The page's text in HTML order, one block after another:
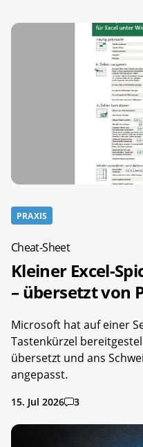
PRAXIS
Cheat-Sheet
Kleiner Excel-
– übersetzt von
Microsoft hat auf einer
Tastenkürzel
übersetzt und ans
angepasst.
15. Jul 2026 3